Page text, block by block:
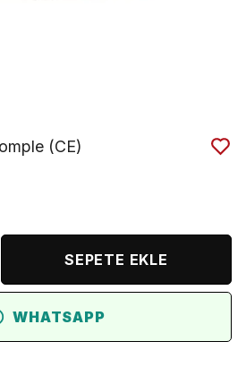
(CE)
SEPETE EKLE
WHATSAPP